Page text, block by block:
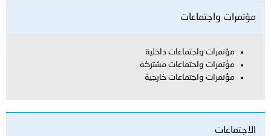
مؤتمرات واجتماعات
مؤتمرات واجتماعات داخلية
مؤتمرات واجتماعات مشتركة
مؤتمرات واجتماعات خارجية
الاجتماعات